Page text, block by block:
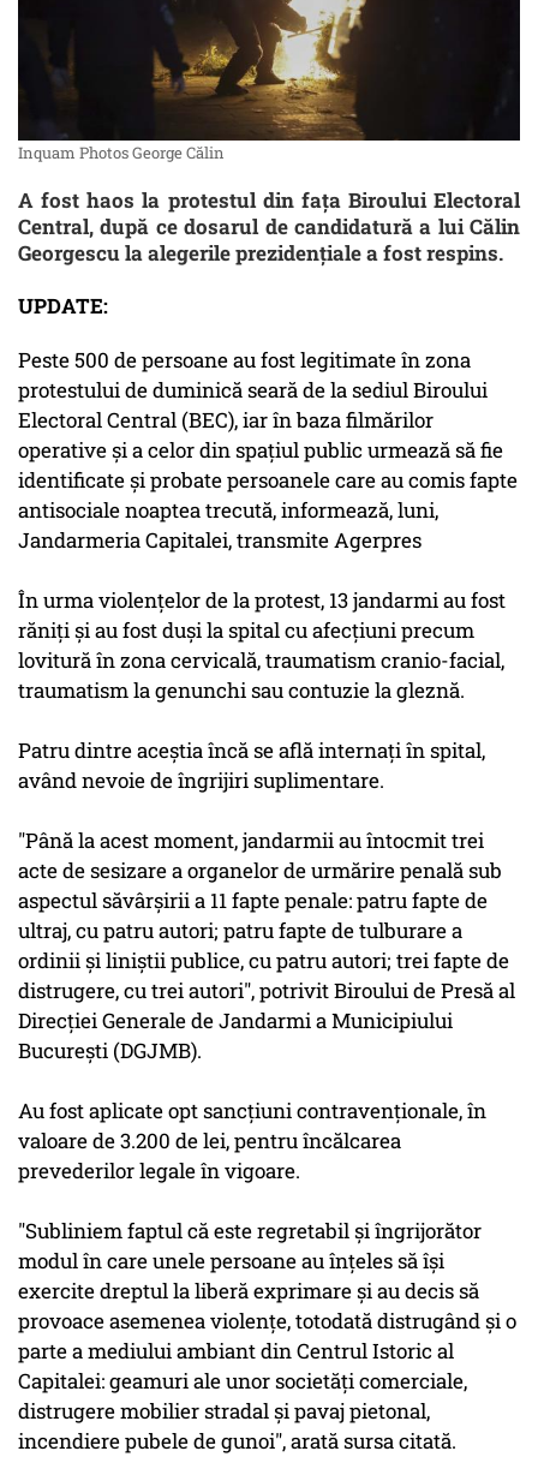
Inquam Photos George Călin
A fost haos la protestul din fața Biroului Electoral
Central, după ce dosarul de candidatură a lui Călin
Georgescu la alegerile prezidențiale a fost respins.
UPDATE:
Peste 500 de persoane au fost legitimate în zona
protestului de duminică seară de la sediul Biroului
Electoral Central (BEC), iar în baza filmărilor
operative şi a celor din spaţiul public urmează să fie
identificate şi probate persoanele care au comis fapte
antisociale noaptea trecută, informează, luni,
Jandarmeria Capitalei, transmite Agerpres
În urma violenţelor de la protest, 13 jandarmi au fost
răniţi şi au fost duşi la spital cu afecţiuni precum
lovitură în zona cervicală, traumatism cranio-facial,
traumatism la genunchi sau contuzie la gleznă.
Patru dintre aceştia încă se află internaţi în spital,
având nevoie de îngrijiri suplimentare.
"Până la acest moment, jandarmii au întocmit trei
acte de sesizare a organelor de urmărire penală sub
aspectul săvârşirii a 11 fapte penale: patru fapte de
ultraj, cu patru autori; patru fapte de tulburare a
ordinii şi liniştii publice, cu patru autori; trei fapte de
distrugere, cu trei autori", potrivit Biroului de Presă al
Direcţiei Generale de Jandarmi a Municipiului
Bucureşti (DGJMB).
Au fost aplicate opt sancţiuni contravenţionale, în
valoare de 3.200 de lei, pentru încălcarea
prevederilor legale în vigoare.
"Subliniem faptul că este regretabil şi îngrijorător
modul în care unele persoane au înţeles să îşi
exercite dreptul la liberă exprimare şi au decis să
provoace asemenea violenţe, totodată distrugând şi o
parte a mediului ambiant din Centrul Istoric al
Capitalei: geamuri ale unor societăţi comerciale,
distrugere mobilier stradal şi pavaj pietonal,
incendiere pubele de gunoi", arată sursa citată.